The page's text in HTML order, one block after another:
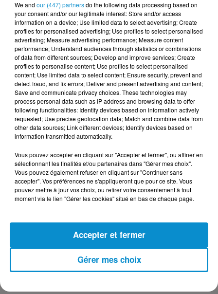
DERNIERS PODCASTS
24 juillet 2026
Les Zinformés - 24/07/26
23 juillet 2026
Les Zinformés - 23/07/26
22 juillet 2026
Les Zinformés - 22/07/26
We and our (447) partnersdo the following data processing based on
your consent and/or our legitimate interest: Store and/or access
information on a device; Use limited data to select advertising; Create
profiles for personalised advertising; Use profiles to select personalised
advertising; Measure advertising performance; Measure content
performance; Understand audiences through statistics or combinations
of data from different sources; Develop and improve services; Create
profiles to personalise content; Use profiles to select personalised
content; Use limited data to select content; Ensure security, prevent and
detect fraud, and fix errors; Deliver and present advertising and content;
Save and communicate privacy choices. These technologies may
process personal data such as IP address and browsing data to offer
following functionalities: Identify devices based on information actively
requested; Use precise geolocation data; Match and combine data from
other data sources; Link different devices; Identify devices based on
information transmitted automatically.
Vous pouvez accepter en cliquant sur "Accepter et fermer", ou affiner en
sélectionnant les finalités et/ou partenaires dans "Gérer mes choix".
Vous pouvez également refuser en cliquant sur "Continuer sans
accepter". Vos préférences ne s'appliqueront que pour ce site. Vous
pouvez mettre à jour vos choix, ou retirer votre consentement à tout
moment via le lien "Gérer les cookies" situé en bas de chaque page.
Gérer mes choix
Accepter et fermer